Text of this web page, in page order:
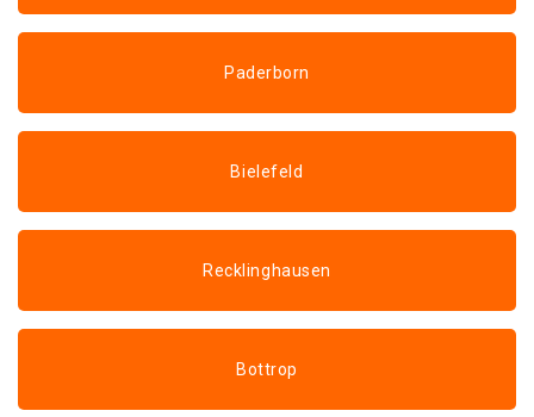
Paderborn
Bielefeld
Recklinghausen
Bottrop